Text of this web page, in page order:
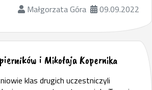
Małgorzata Góra 09.09.2022
i Mikołaja Kopernika
klas drugich uczestniczyli